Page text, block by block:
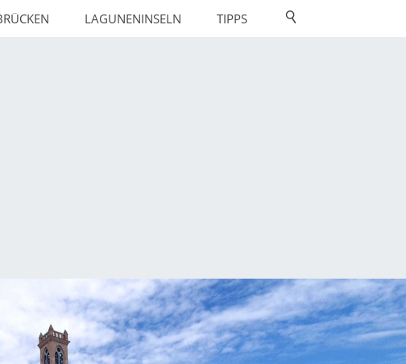
LAGUNENINSELN TIPPS